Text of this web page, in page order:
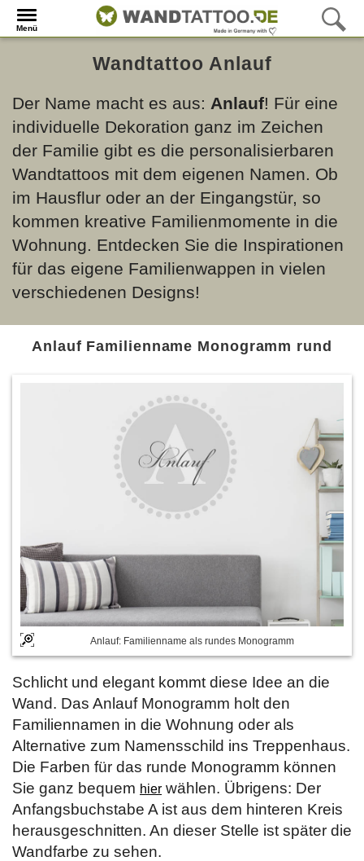
Menü
Wandtattoo Anlauf
Der Name macht es aus: Anlauf! Für eine
individuelle Dekoration ganz im Zeichen
der Familie gibt es die personalisierbaren
Wandtattoos mit dem eigenen Namen. Ob
im Hausflur oder an der Eingangstür, so
kommen kreative Familienmomente in die
Wohnung. Entdecken Sie die Inspirationen
für das eigene Familienwappen in vielen
verschiedenen Designs!
Anlauf Familienname Monogramm rund
Anlauf: Familienname als rundes Monogramm
Schlicht und elegant kommt diese Idee an die
Wand. Das Anlauf Monogramm holt den
Familiennamen in die Wohnung oder als
Alternative zum Namensschild ins Treppenhaus.
Die Farben für das runde Monogramm können
Sie ganz bequem hier wählen. Übrigens: Der
Anfangsbuchstabe A ist aus dem hinteren Kreis
herausgeschnitten. An dieser Stelle ist später die
Wandfarbe zu sehen.